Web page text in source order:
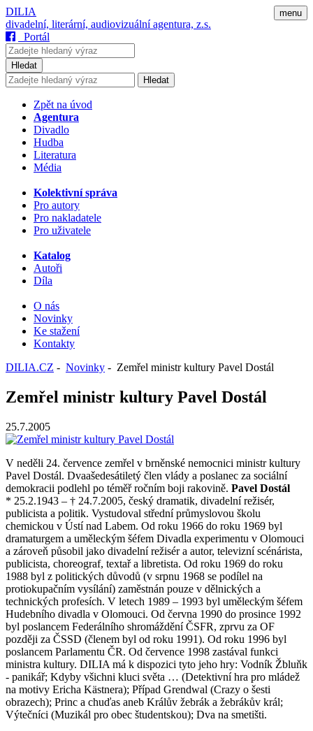
menu
DILIA
divadelní, literární, audiovizuální agentura, z.s.
Portál
Hledat
Hledat
Zpět na úvod
Agentura
Divadlo
Hudba
Literatura
Média
Kolektivní správa
Pro autory
Pro nakladatele
Pro uživatele
Katalog
Autoři
Díla
O nás
Novinky
Ke stažení
Kontakty
DILIA.CZ - Novinky - Zemřel ministr kultury Pavel Dostál
Zemřel ministr kultury Pavel Dostál
25.7.2005
V neděli 24. července zemřel v brněnské nemocnici ministr kultury
Pavel Dostál. Dvaašedesátiletý člen vlády a poslanec za sociální
demokracii podlehl po téměř ročním boji rakovině. Pavel Dostál
* 25.2.1943 – † 24.7.2005, český dramatik, divadelní režisér,
publicista a politik. Vystudoval střední průmyslovou školu
chemickou v Ústí nad Labem. Od roku 1966 do roku 1969 byl
dramaturgem a uměleckým šéfem Divadla experimentu v Olomouci
a zároveň působil jako divadelní režisér a autor, televizní scénárista,
publicista, choreograf, textař a libretista. Od roku 1969 do roku
1988 byl z politických důvodů (v srpnu 1968 se podílel na
protiokupačním vysílání) zaměstnán pouze v dělnických a
technických profesích. V letech 1989 – 1993 byl uměleckým šéfem
Hudebního divadla v Olomouci. Od června 1990 do prosince 1992
byl poslancem Federálního shromáždění ČSFR, zprvu za OF
později za ČSSD (členem byl od roku 1991). Od roku 1996 byl
poslancem Parlamentu ČR. Od července 1998 zastával funkci
ministra kultury. DILIA má k dispozici tyto jeho hry: Vodník Žbluňk
- panikář; Kdyby všichni kluci světa … (Detektivní hra pro mládež
na motivy Ericha Kästnera); Případ Grendwal (Crazy o šesti
obrazech); Princ a chuďas aneb Králův žebrák a žebrákův král;
Výtečníci (Muzikál pro obec študentskou); Dva na smetišti.